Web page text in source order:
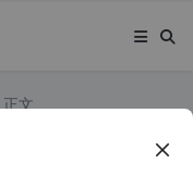
正文
本缓存 —O